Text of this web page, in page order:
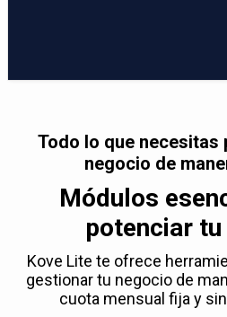
Todo lo que necesitas
negocio de
Módulos
potenciar
Kove Lite te ofrece
gestionar tu negocio de
cuota mensual fija y